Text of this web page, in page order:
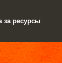
ресурсы